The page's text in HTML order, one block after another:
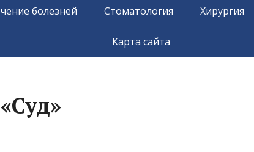
болезней Стоматология Хирургия
Карта сайта